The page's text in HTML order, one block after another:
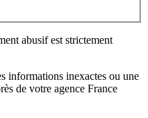
abusif est strictement
informations inexactes ou une
de votre agence France